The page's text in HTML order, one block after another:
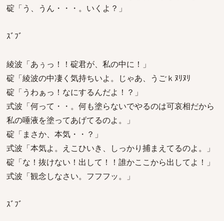
碇「う、うん・・・。いくよ？」
ｽﾞﾌﾞ
綾波「あぅっ！！碇君が、私の中に！」
碇「綾波の中凄く気持ちいよ。じゃあ、うごｋﾇﾘﾇﾘ
碇「うわぁっ！なにするんだよ！？」
式波「何って・・。何も塗らないでやるのは可哀相だから
私の唾液を塗ってあげてるのよ。」
碇「まさか、本気・・？」
式波「本気よ。えこひいき、しっかり捕まえてるのよ。」
碇「な！抜けない！出して！！誰かここから出してよ！」
式波「観念しなさい。フフフッ。」
ｽﾞﾌﾞ